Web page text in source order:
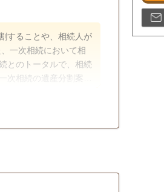
することや、相続人が
一次相続において相
とのトータルで、相続
次相続の遺産分割案を
申告